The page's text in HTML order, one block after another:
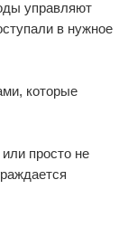
управляют
в нужное
которые
просто не